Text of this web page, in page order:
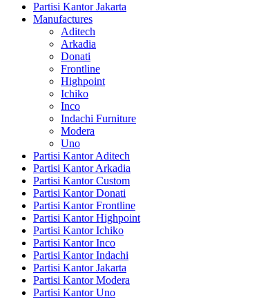
Partisi Kantor Jakarta
Manufactures
Aditech
Arkadia
Donati
Frontline
Highpoint
Ichiko
Inco
Indachi Furniture
Modera
Uno
Partisi Kantor Aditech
Partisi Kantor Arkadia
Partisi Kantor Custom
Partisi Kantor Donati
Partisi Kantor Frontline
Partisi Kantor Highpoint
Partisi Kantor Ichiko
Partisi Kantor Inco
Partisi Kantor Indachi
Partisi Kantor Jakarta
Partisi Kantor Modera
Partisi Kantor Uno